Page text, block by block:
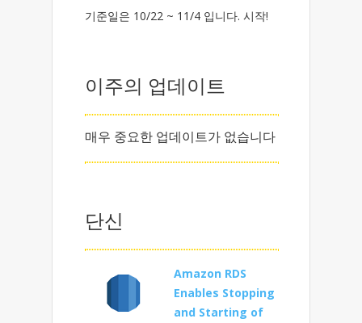
기준일은 10/22 ~ 11/4 입니다. 시작!
이주의 업데이트
매우 중요한 업데이트가 없습니다
단신
Amazon RDS
Enables Stopping
and Starting of